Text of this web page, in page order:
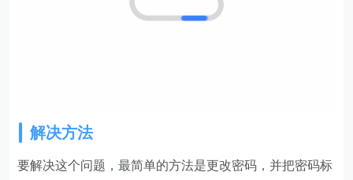
解决方法
要解决这个问题，最简单的方法是更改密码，并把密码标